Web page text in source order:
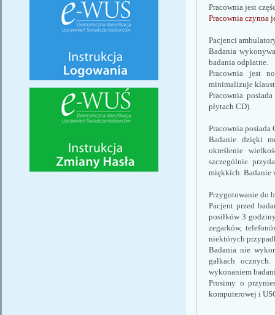
Pracownia jest
Pracownia czynna
Pacjenci
Badania
badania odpłatne.
Pracownia jest
minimalizuje
Pracownia
płytach CD).
Pracownia
Badanie dzięki
określenie
szczególnie
miękkich. Badanie
Przygotowanie do
Pacjent przed
posiłków 3
zegarków,
niektórych
Badania nie
gałkach
wykonaniem
Prosimy o
komputerowej i